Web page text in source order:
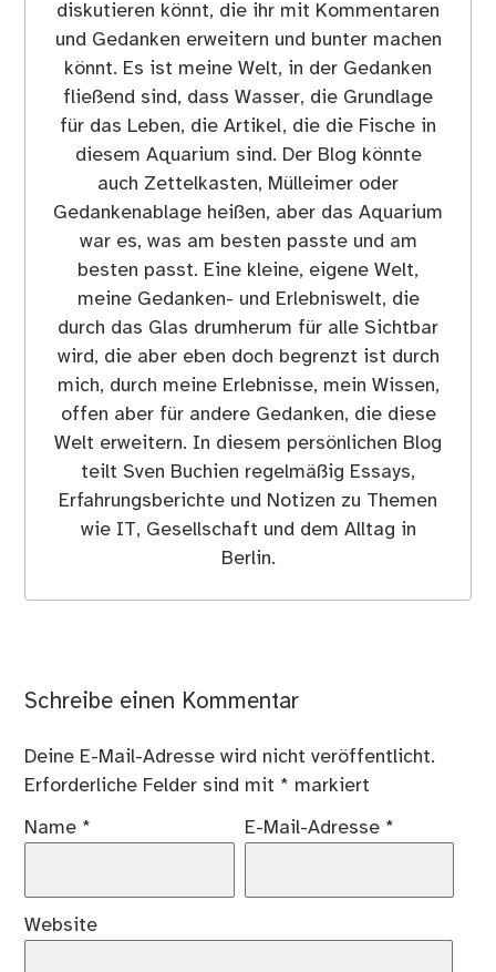
diskutieren könnt, die ihr mit Kommentaren
und Gedanken erweitern und bunter machen
könnt. Es ist meine Welt, in der Gedanken
fließend sind, dass Wasser, die Grundlage
für das Leben, die Artikel, die die Fische in
diesem Aquarium sind. Der Blog könnte
auch Zettelkasten, Mülleimer oder
Gedankenablage heißen, aber das Aquarium
war es, was am besten passte und am
besten passt. Eine kleine, eigene Welt,
meine Gedanken- und Erlebniswelt, die
durch das Glas drumherum für alle Sichtbar
wird, die aber eben doch begrenzt ist durch
mich, durch meine Erlebnisse, mein Wissen,
offen aber für andere Gedanken, die diese
Welt erweitern. In diesem persönlichen Blog
teilt Sven Buchien regelmäßig Essays,
Erfahrungsberichte und Notizen zu Themen
wie IT, Gesellschaft und dem Alltag in
Berlin.
Schreibe einen Kommentar
Deine E-Mail-Adresse wird nicht veröffentlicht.
Erforderliche Felder sind mit * markiert
Name * E-Mail-Adresse *
Website